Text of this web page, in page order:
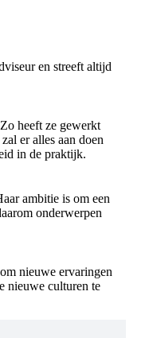
en streeft altijd
heeft ze gewerkt
er alles aan doen
in de praktijk.
ambitie is om een
onderwerpen
nieuwe ervaringen
nieuwe culturen te